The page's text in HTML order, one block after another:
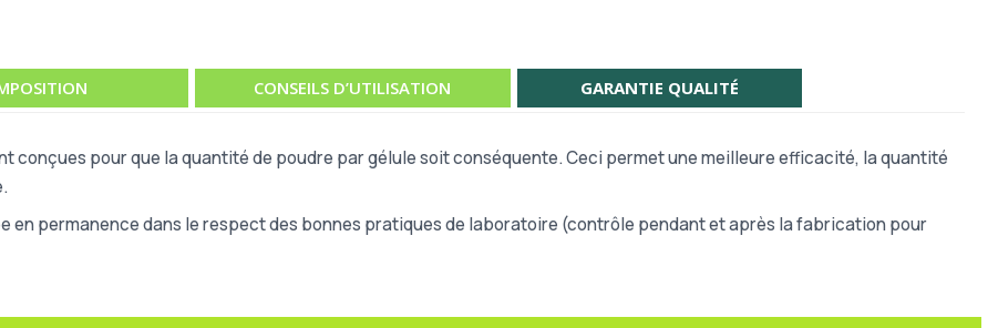
CONSEILS D’UTILISATION GARANTIE QUALITÉ
conçues pour que la quantité de poudre par gélule soit conséquente. Ceci permet une meilleure efficacité, la quantité
en permanence dans le respect des bonnes pratiques de laboratoire (contrôle pendant et après la fabrication pour